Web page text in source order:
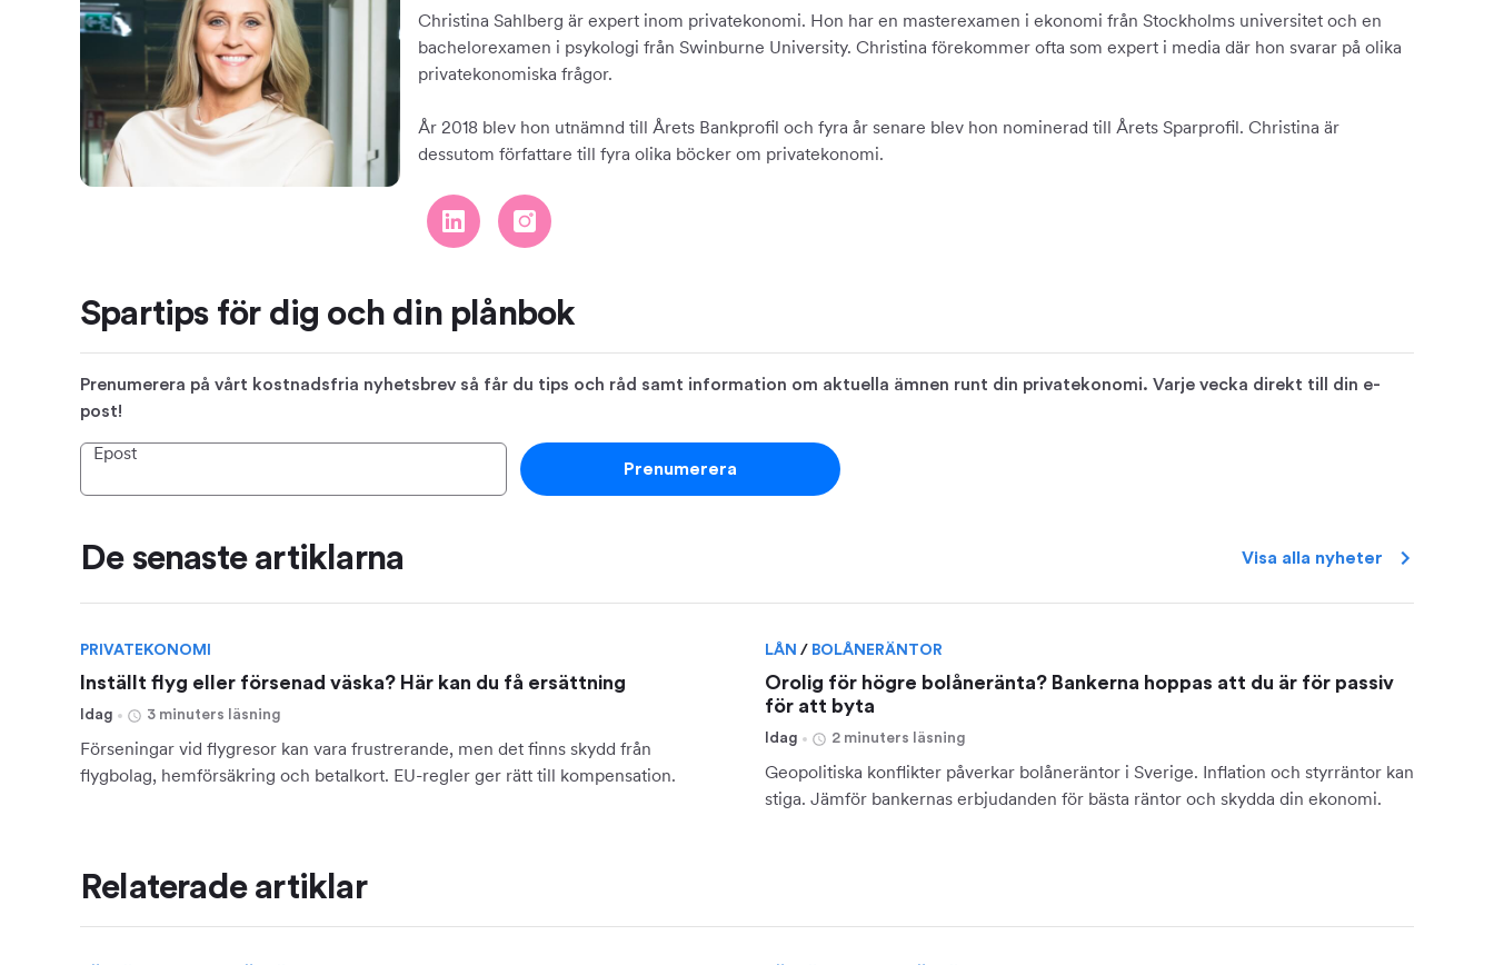
Christina Sahlberg är expert inom privatekonomi. Hon har en masterexamen i ekonomi från Stockholms universitet och en
bachelorexamen i psykologi från Swinburne University. Christina förekommer ofta som expert i media där hon svarar på olika
privatekonomiska frågor.
År 2018 blev hon utnämnd till Årets Bankprofil och fyra år senare blev hon nominerad till Årets Sparprofil. Christina är
dessutom författare till fyra olika böcker om privatekonomi.
Spartips för dig och din plånbok
Prenumerera på vårt kostnadsfria nyhetsbrev så får du tips och råd samt information om aktuella ämnen runt din privatekonomi. Varje vecka direkt till din e-
post!
Epost
Prenumerera
De senaste artiklarna Visa alla nyheter
PRIVATEKONOMI
Inställt flyg eller försenad väska? Här kan du få ersättning
Idag 3 minuters läsning
Förseningar vid flygresor kan vara frustrerande, men det finns skydd från
flygbolag, hemförsäkring och betalkort. EU-regler ger rätt till kompensation.
LÅN / BOLÅNERÄNTOR
Orolig för högre bolåneränta? Bankerna hoppas att du är för passiv
för att byta
Idag 2 minuters läsning
Geopolitiska konflikter påverkar bolåneräntor i Sverige. Inflation och styrräntor kan
stiga. Jämför bankernas erbjudanden för bästa räntor och skydda din ekonomi.
Relaterade artiklar